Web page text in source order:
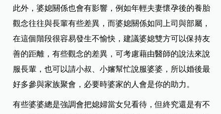
此外，婆媳關係也會有影響，例如年輕夫妻懷孕後的養胎
觀念往往與長輩有些差異，而婆媳關係如同上司與部屬，
在這個階段很容易發生不愉快，建議婆媳雙方可以保持友
善的距離，有些觀念的差異，可考慮藉由醫師的說法來說
服長輩，也可以請小叔、小嬸幫忙說服婆婆，所以婚後最
好多參與家族聚會，必要時婆家的人會是你的助力。
有些婆婆總是強調會把媳婦當女兒看待，但終究還是有不